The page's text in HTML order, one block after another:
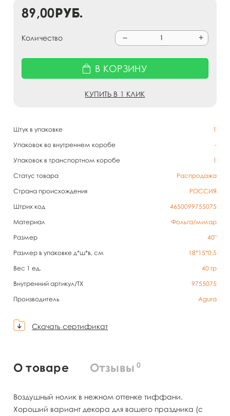
Штук в упаковке
1
Упаковок во внутреннем коробе
-
Упаковок в транспортном коробе
1
Статус товара
Распродажа
Страна происхождения
РОССИЯ
Штрих код
4650099755075
Материал
Фольга/милар
Размер
40"
Размер в упаковке д*ш*в, см
18*15*0,5
Вес 1 ед.
40 гр
Внутренний артикул/TX
9755075
Производитель
Agura
Скачать сертификат
89,00руб.
Количество
В КОРЗИНУ
КУПИТЬ В 1 КЛИК
О товаре Отзывы 0
Воздушный нолик в нежном оттенке тиффани.
Хороший вариант декора для вашего праздника (с